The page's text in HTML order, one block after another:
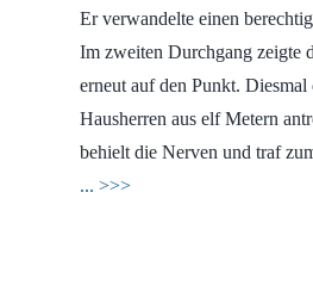
Er verwandelte einen
Im zweiten Durchgang zeigte
erneut auf den Punkt. Diesmal
Hausherren aus elf Metern
behielt die Nerven und traf
... >>>